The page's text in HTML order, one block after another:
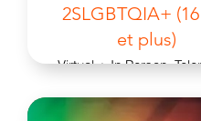
2SLGBTQIA+
et plus)
Virtual + In Person,